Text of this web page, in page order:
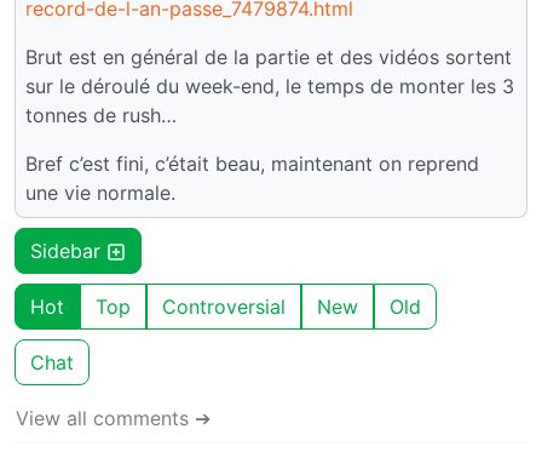
record-de-l-an-passe_7479874.html
Brut est en général de la partie et des vidéos sortent
sur le déroulé du week-end, le temps de monter les 3
tonnes de rush…
Bref c’est fini, c’était beau, maintenant on reprend
une vie normale.
Sidebar
Hot Top Controversial New Old
Chat
View all comments ➔